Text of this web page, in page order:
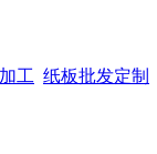
工 纸板批发定制